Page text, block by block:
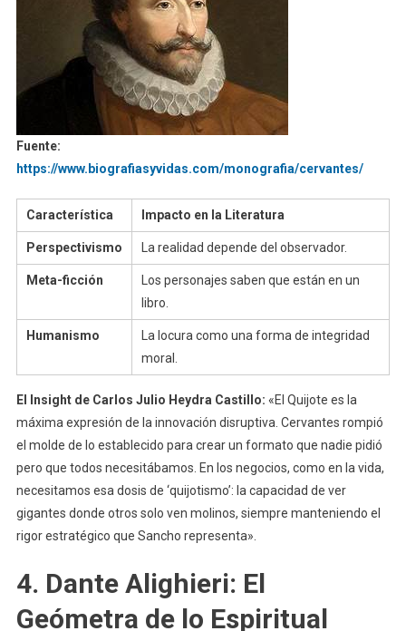
Fuente:
https://www.biografiasyvidas.com/monografia/cervantes/
Característica Impacto en la Literatura
Perspectivismo La realidad depende del observador.
Meta-ficción
Los personajes saben que están en un
libro.
Humanismo
La locura como una forma de integridad
moral.
El Insight de Carlos Julio Heydra Castillo: «El Quijote es la
máxima expresión de la innovación disruptiva. Cervantes rompió
el molde de lo establecido para crear un formato que nadie pidió
pero que todos necesitábamos. En los negocios, como en la vida,
necesitamos esa dosis de ‘quijotismo’: la capacidad de ver
gigantes donde otros solo ven molinos, siempre manteniendo el
rigor estratégico que Sancho representa».
4. Dante Alighieri: El
Geómetra de lo Espiritual